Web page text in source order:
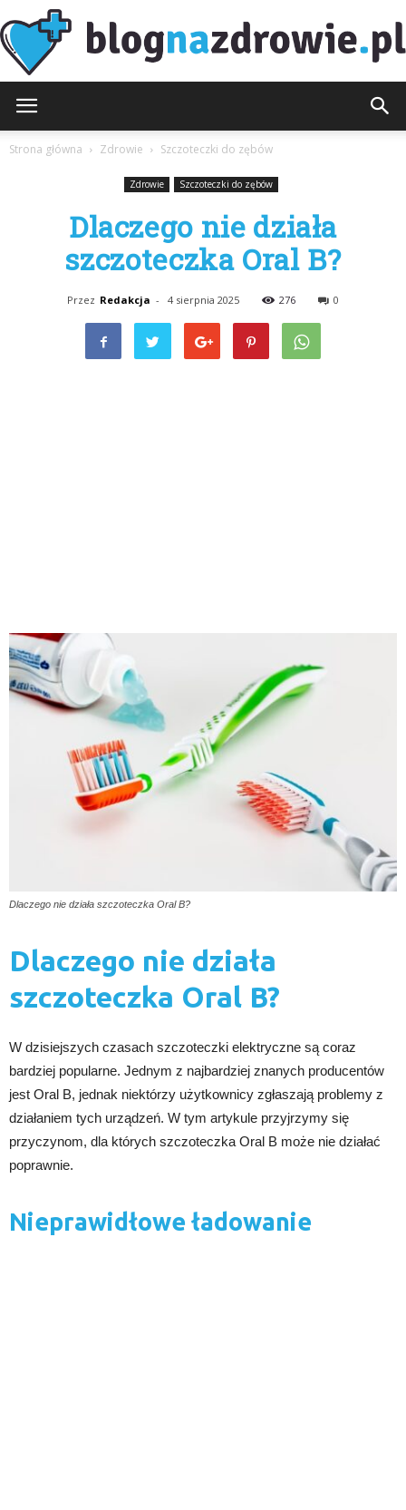
Strona główna Zdrowie Szczoteczki do zębów
Zdrowie Szczoteczki do zębów
Dlaczego nie działa
szczoteczka Oral B?
Przez Redakcja - 4 sierpnia 2025 276 0
Dlaczego nie działa szczoteczka Oral B?
Dlaczego nie działa
szczoteczka Oral B?
W dzisiejszych czasach szczoteczki elektryczne są coraz
bardziej popularne. Jednym z najbardziej znanych producentów
jest Oral B, jednak niektórzy użytkownicy zgłaszają problemy z
działaniem tych urządzeń. W tym artykule przyjrzymy się
przyczynom, dla których szczoteczka Oral B może nie działać
poprawnie.
Nieprawidłowe ładowanie